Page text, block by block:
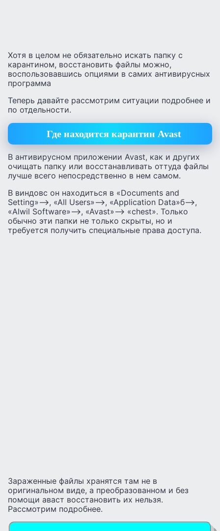
Хотя в целом не обязательно искать папку с
карантином, восстановить файлы можно,
воспользовавшись опциями в самих антивирусных
программа
Теперь давайте рассмотрим ситуации подробнее и
по отдельности.
Где находится карантин Avast
В антивирусном приложении Avast, как и других
очищать папку или восстанавливать оттуда файлы
лучше всего непосредственно в нем самом.
В виндовс он находиться в «Documents and
Setting»—>, «All Users»—>, «Application Data»б—>,
«Alwil Software»—>, «Avast»—> «chest». Только
обычно эти папки не только скрыты, но и
требуется получить специальные права доступа.
Зараженные файлы хранятся там не в
оригинальном виде, а преобразованном и без
помощи аваст восстановить их нельзя.
Рассмотрим подробнее.